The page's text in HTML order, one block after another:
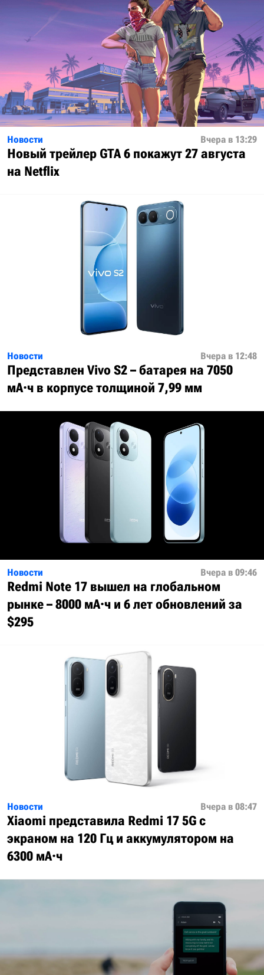
Новости Вчера в 13:29
Новый трейлер GTA 6 покажут 27 августа
на Netflix
Новости Вчера в 12:48
Представлен Vivo S2 – батарея на 7050
мА·ч в корпусе толщиной 7,99 мм
Новости Вчера в 09:46
Redmi Note 17 вышел на глобальном
рынке – 8000 мА·ч и 6 лет обновлений за
$295
Новости Вчера в 08:47
Xiaomi представила Redmi 17 5G с
экраном на 120 Гц и аккумулятором на
6300 мА·ч